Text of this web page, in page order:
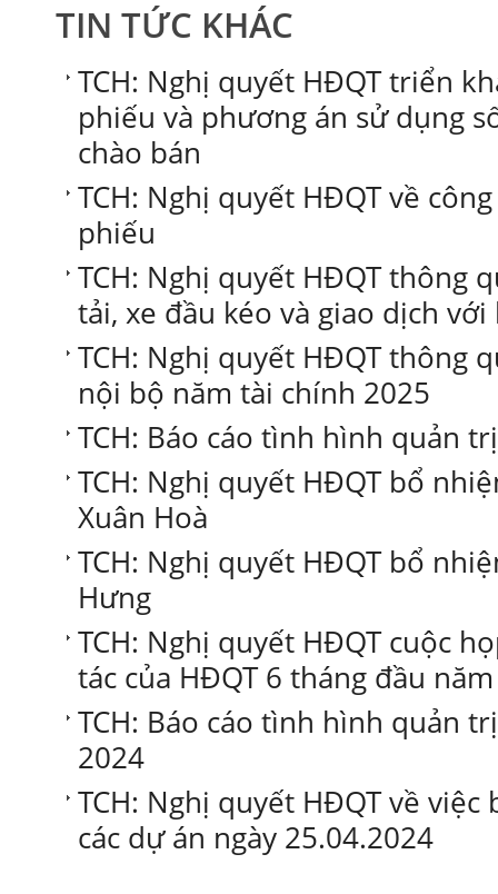
TIN TỨC KHÁC
TCH: Nghị quyết HĐQT triển
phiếu và phương án sử dụng
chào bán
TCH: Nghị quyết HĐQT về
phiếu
TCH: Nghị quyết HĐQT thông
tải, xe đầu kéo và giao dịch
TCH: Nghị quyết HĐQT thông
nội bộ năm tài chính 2025
TCH: Báo cáo tình hình quản
TCH: Nghị quyết HĐQT bổ
Xuân Hoà
TCH: Nghị quyết HĐQT bổ
Hưng
TCH: Nghị quyết HĐQT cuộc
tác của HĐQT 6 tháng đầu
TCH: Báo cáo tình hình quản
2024
TCH: Nghị quyết HĐQT về
các dự án ngày 25.04.2024